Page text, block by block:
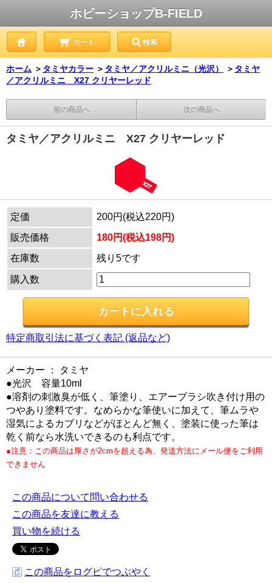
ホビーショップB-FIELD
カート 検索
ホーム ＞ タミヤカラー ＞ タミヤ／アクリルミニ（光沢） ＞ タミヤ
／アクリルミニ X27 クリヤーレッド
前の商品へ 次の商品へ
タミヤ／アクリルミニ X27 クリヤーレッド
定価
200円(税込220円)
販売価格
180円(税込198円)
在庫数
残り5です
購入数
特定商取引法に基づく表記 (返品など)
メーカー ： タミヤ
●光沢 容量10ml
●溶剤の刺激臭が低く、筆塗り、エアーブラシ吹き付け用の
つやあり塗料です。なめらかな筆使いに加えて、筆ムラや
湿気によるカブリなどがほとんど無く、塗装に使った筆は
乾く前なら水洗いできるのも利点です。
●注意：この商品は厚さが2cmを超える為、発送方法にメール便をご利用
できません
この商品について問い合わせる
この商品を友達に教える
買い物を続ける
この商品をログピでつぶやく